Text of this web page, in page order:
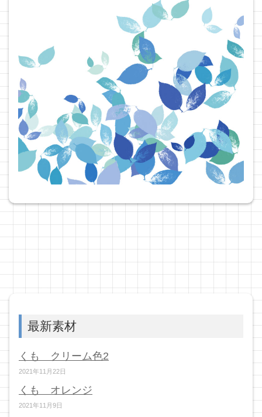
最新素材
くも クリーム色2
2021年11月22日
くも オレンジ
2021年11月9日